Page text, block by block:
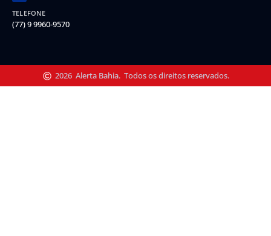
TELEFONE
(77) 9 9960-9570
2026 Alerta Bahia. Todos os direitos reservados.